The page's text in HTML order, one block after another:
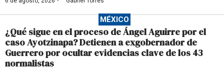
MÉXICO
¿Qué sigue en el proceso de Ángel Aguirre por el
caso Ayotzinapa? Detienen a exgobernador de
Guerrero por ocultar evidencias clave de los 43
normalistas